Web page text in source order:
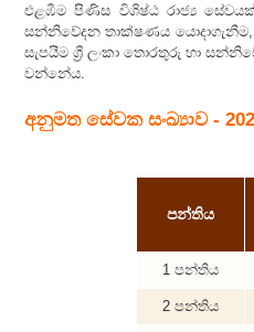
එළඹීම පිණිස විශිෂ්ඨ රාජ්‍ය
සන්නිවේදන තාක්ෂණය යොදාගැනීම,
සැපයීම ශ්‍රී ලංකා තොරතුරු හා
වන්නේය.
අනුමත සේවක සංඛ්‍යාව -
පන්තිය
1 පන්තිය
2 පන්තිය